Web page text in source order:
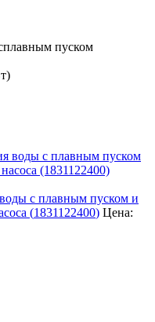
пуском
с плавным пуском и
(1831122400) Цена: